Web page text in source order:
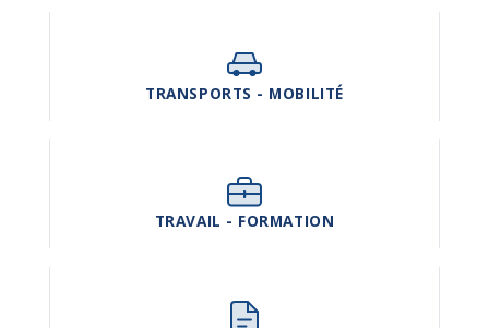
TRANSPORTS - MOBILITÉ
TRAVAIL - FORMATION